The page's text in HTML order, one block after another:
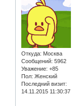
Откуда: Москва
Сообщений: 5962
Уважение: +85
Пол: Женский
Последний визит:
14.11.2015 11:30:37